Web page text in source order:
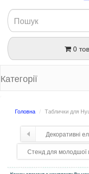
0
Категорії
Головна Таблички для
Декоративні
Стенд для молодшої